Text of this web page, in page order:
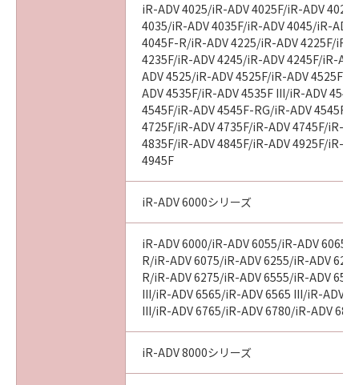
iR-ADV 4025/iR-ADV 4025F/iR-ADV
4035/iR-ADV 4035F/iR-ADV 4045/iR-ADV
4045F-R/iR-ADV 4225/iR-ADV 4225F/iR-
4235F/iR-ADV 4245/iR-ADV 4245F/iR-
ADV 4525/iR-ADV 4525F/iR-ADV 4525F
ADV 4535F/iR-ADV 4535F III/iR-ADV
4545F/iR-ADV 4545F-RG/iR-ADV 4545F
4725F/iR-ADV 4735F/iR-ADV 4745F/iR-
4835F/iR-ADV 4845F/iR-ADV 4925F/iR-
4945F
iR-ADV 6000シリーズ
iR-ADV 6000/iR-ADV 6055/iR-ADV 6065/
R/iR-ADV 6075/iR-ADV 6255/iR-ADV
R/iR-ADV 6275/iR-ADV 6555/iR-ADV
III/iR-ADV 6565/iR-ADV 6565 III/iR-ADV
III/iR-ADV 6765/iR-ADV 6780/iR-ADV
iR-ADV 8000シリーズ